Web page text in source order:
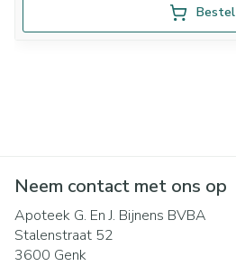
Bestel
Neem contact met ons op
Apoteek G. En J. Bijnens BVBA
Stalenstraat 52
3600 Genk